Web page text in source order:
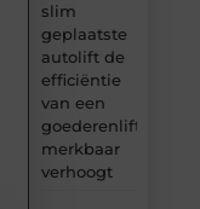
slim
geplaatste
autolift de
efficiëntie
van een
goederenlift
merkbaar
verhoogt